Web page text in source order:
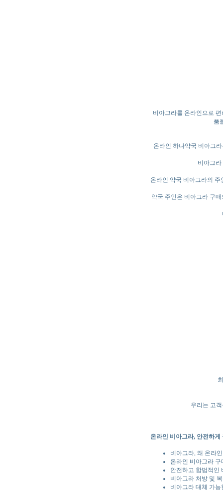
비아그라를 온라인으로
품
온라인 하나약국 비아그
비아그
온라인 약국 비아그라의
약국 주인은 비아그라 구
우리는 고
온라인 비아그라, 안전하
비아그라, 왜 온라
온라인 비아그라
안전하고 합법적인
비아그라 처방 및
비아그라 대체 가